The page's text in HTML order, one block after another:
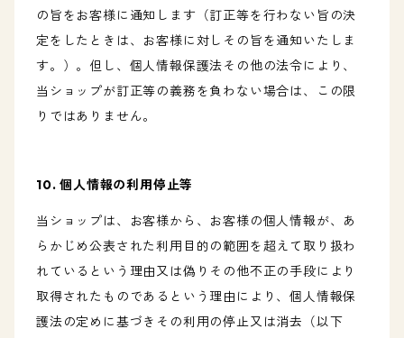
の旨をお客様に通知します（訂正等を行わない旨の決
定をしたときは、お客様に対しその旨を通知いたしま
す。）。但し、個人情報保護法その他の法令により、
当ショップが訂正等の義務を負わない場合は、この限
りではありません。
10. 個人情報の利用停止等
当ショップは、お客様から、お客様の個人情報が、あ
らかじめ公表された利用目的の範囲を超えて取り扱わ
れているという理由又は偽りその他不正の手段により
取得されたものであるという理由により、個人情報保
護法の定めに基づきその利用の停止又は消去（以下